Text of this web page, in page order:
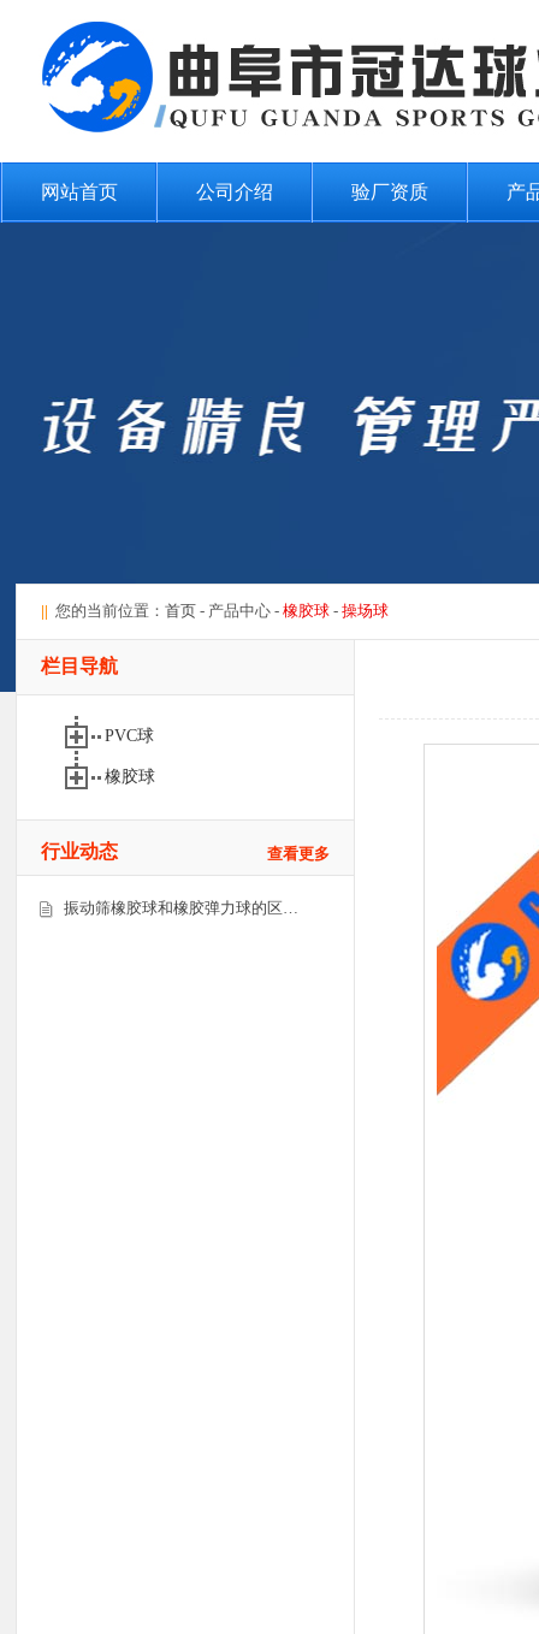
网站首页 公司介绍 验厂资质 产
|| 您的当前位置： 首页- 产品中心 - 橡胶球- 操场球
栏目导航
PVC球
橡胶球
行业动态 查看更多
振动筛橡胶球和橡胶弹力球的区…